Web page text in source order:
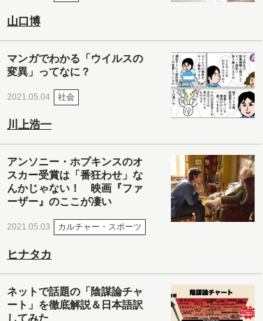
山口博
マンガでわかる「ウイルスの
変異」ってなに？
2021.05.04 社会
川上浩一
アンソニー・ホプキンスのオ
スカー受賞は「番狂わせ」な
んかじゃない！ 映画『ファ
ーザー』のここが凄い
2021.05.03 カルチャー・スポーツ
ヒナタカ
ネットで話題の「陰謀論チャ
ート」を徹底解説＆日本語訳
してみた